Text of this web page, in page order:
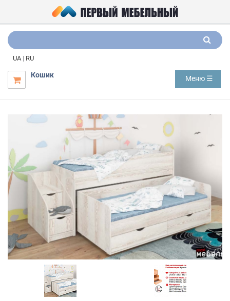
UA | RU

Кошик Меню ☰